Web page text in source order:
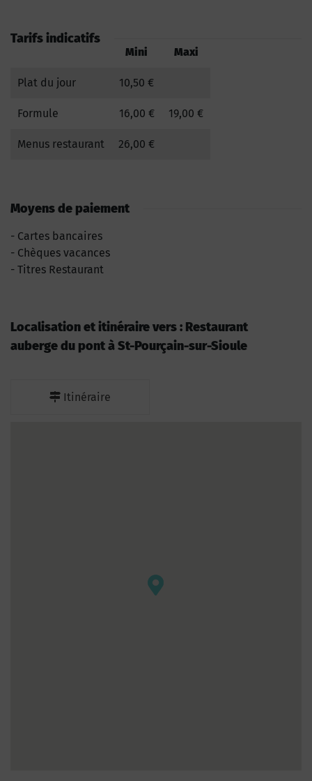
Tarifs indicatifs
Mini Maxi
Plat du jour 10,50 €
Formule 16,00 € 19,00 €
Menus restaurant 26,00 €
Moyens de paiement
Cartes bancaires
Chèques vacances
Titres Restaurant
Localisation et itinéraire vers : Restaurant
auberge du pont à St-Pourçain-sur-Sioule
Itinéraire